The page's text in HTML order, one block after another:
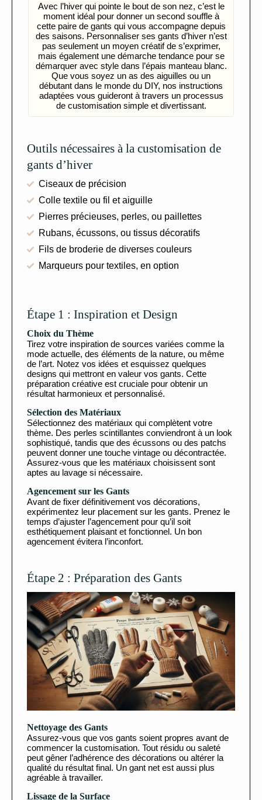
Avec l’hiver qui pointe le bout de son nez, c’est le
moment idéal pour donner un second souffle à
cette paire de gants qui vous accompagne depuis
des saisons. Personnaliser ses gants d’hiver n’est
pas seulement un moyen créatif de s’exprimer,
mais également une démarche tendance pour se
démarquer avec style dans l’épais manteau blanc.
Que vous soyez un as des aiguilles ou un
débutant dans le monde du DIY, nos instructions
adaptées vous guideront à travers un processus
de customisation simple et divertissant.
Outils nécessaires à la customisation de
gants d’hiver
Ciseaux de précision
Colle textile ou fil et aiguille
Pierres précieuses, perles, ou paillettes
Rubans, écussons, ou tissus décoratifs
Fils de broderie de diverses couleurs
Marqueurs pour textiles, en option
Étape 1 : Inspiration et Design
Choix du Thème
Tirez votre inspiration de sources variées comme la
mode actuelle, des éléments de la nature, ou même
de l’art. Notez vos idées et esquissez quelques
designs qui mettront en valeur vos gants. Cette
préparation créative est cruciale pour obtenir un
résultat harmonieux et personnalisé.
Sélection des Matériaux
Sélectionnez des matériaux qui complètent votre
thème. Des perles scintillantes conviendront à un look
sophistiqué, tandis que des écussons ou des patchs
peuvent donner une touche vintage ou décontractée.
Assurez-vous que les matériaux choisissent sont
aptes au lavage si nécessaire.
Agencement sur les Gants
Avant de fixer définitivement vos décorations,
expérimentez leur placement sur les gants. Prenez le
temps d’ajuster l’agencement pour qu’il soit
esthétiquement plaisant et fonctionnel. Un bon
agencement évitera l’inconfort.
Étape 2 : Préparation des Gants
Nettoyage des Gants
Assurez-vous que vos gants soient propres avant de
commencer la customisation. Tout résidu ou saleté
peut gêner l’adhérence des décorations ou altérer la
qualité du résultat final. Un gant net est aussi plus
agréable à travailler.
Lissage de la Surface